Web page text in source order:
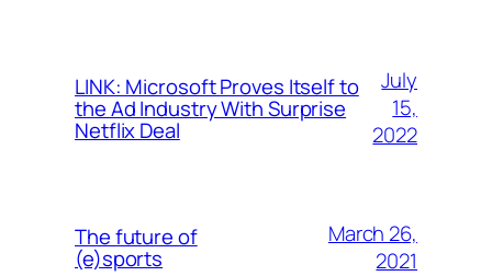
LINK: Microsoft Proves Itself to
the Ad Industry With Surprise
Netflix Deal
July
15,
2022
The future of
(e)sports
March 26,
2021